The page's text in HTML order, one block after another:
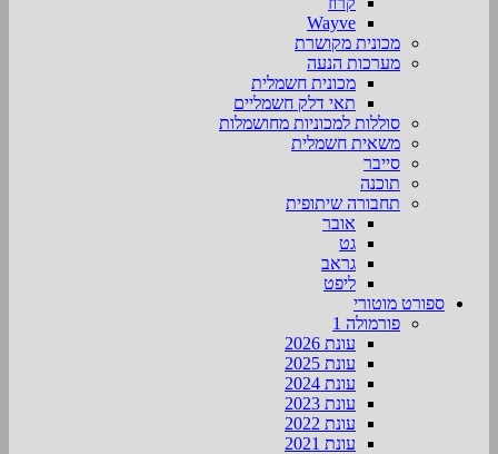
Wayve
מכונית מקושרת
מערכות הנעה
מכונית חשמלית
תאי דלק חשמליים
סוללות למכוניות מחושמלות
משאית חשמלית
סייבר
תוכנה
תחבורה שיתופית
אובר
גט
גראב
ליפט
ספורט מוטורי
פורמולה 1
עונת 2026
עונת 2025
עונת 2024
עונת 2023
עונת 2022
עונת 2021